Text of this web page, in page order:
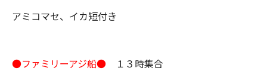
アミコマセ、イカ短付き
●ファミリーアジ船● １３時集合